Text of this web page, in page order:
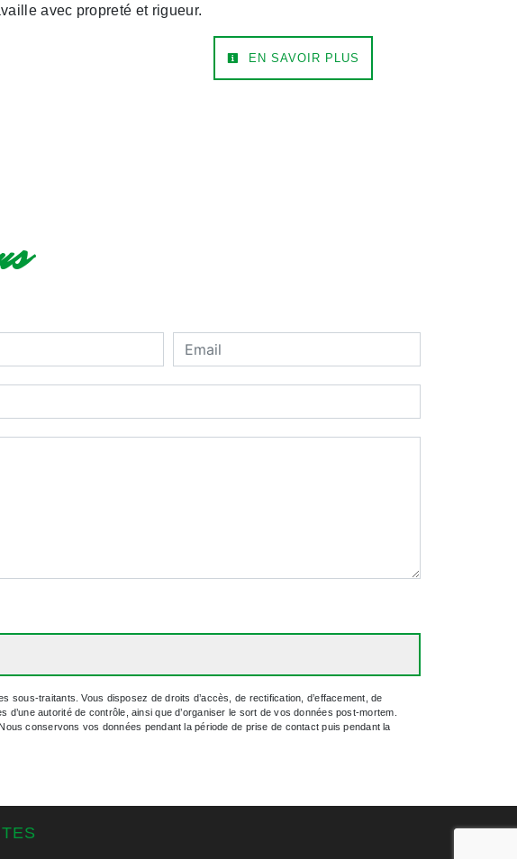
avec propreté et rigueur.
EN SAVOIR PLUS
traitants. Vous disposez de droits d’accès, de rectification, d’effacement, de
d’une autorité de contrôle, ainsi que d’organiser le sort de vos données post-mortem.
conservons vos données pendant la période de prise de contact puis pendant la